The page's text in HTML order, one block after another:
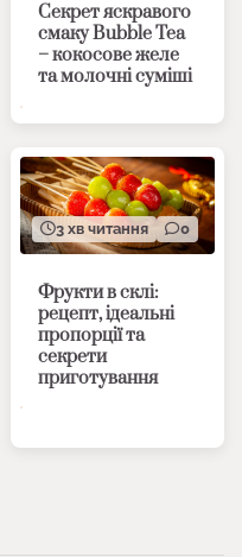
Секрет яскравого
смаку Bubble Tea
– кокосове желе
та молочні суміші
3 хв читання 0
Фрукти в склі:
рецепт, ідеальні
пропорції та
секрети
приготування